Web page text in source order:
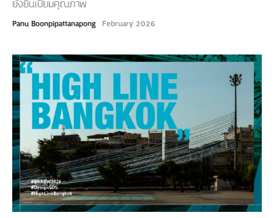
Panu Boonpipattanapong February 2026